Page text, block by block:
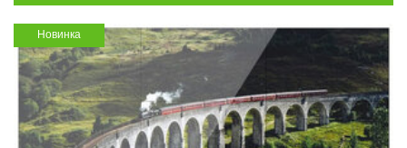
Новинка